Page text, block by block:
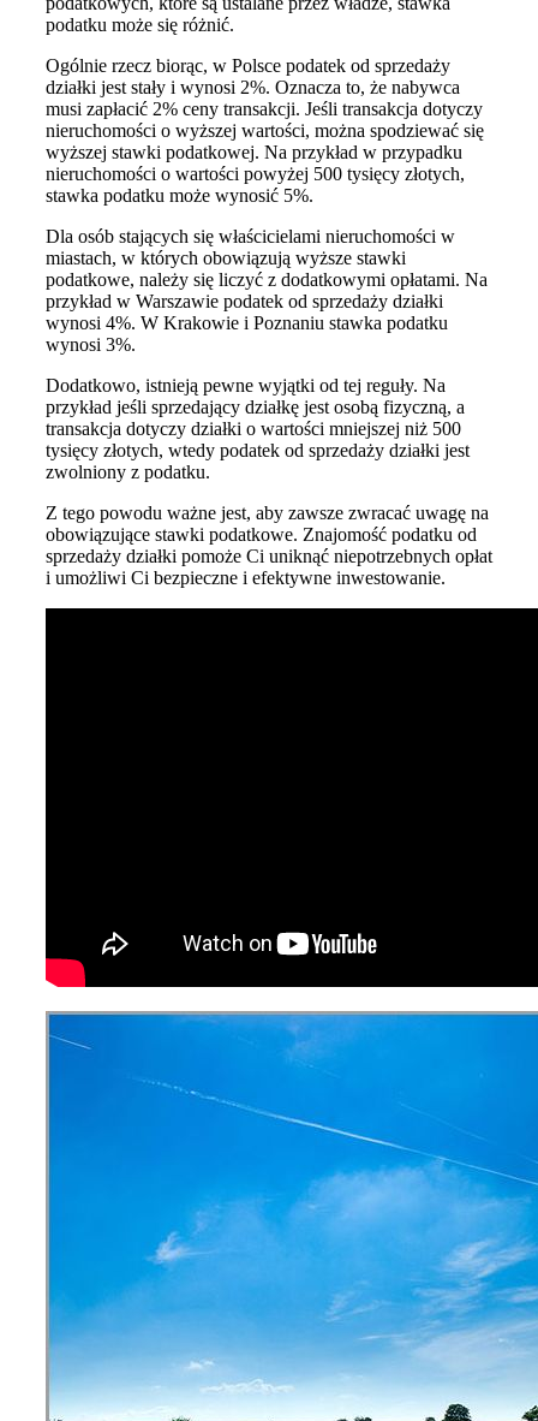
podatku może się różnić.
Ogólnie rzecz biorąc, w Polsce podatek od sprzedaży
działki jest stały i wynosi 2%. Oznacza to, że nabywca
musi zapłacić 2% ceny transakcji. Jeśli transakcja dotyczy
nieruchomości o wyższej wartości, można spodziewać się
wyższej stawki podatkowej. Na przykład w przypadku
nieruchomości o wartości powyżej 500 tysięcy złotych,
stawka podatku może wynosić 5%.
Dla osób stających się właścicielami nieruchomości w
miastach, w których obowiązują wyższe stawki
podatkowe, należy się liczyć z dodatkowymi opłatami. Na
przykład w Warszawie podatek od sprzedaży działki
wynosi 4%. W Krakowie i Poznaniu stawka podatku
wynosi 3%.
Dodatkowo, istnieją pewne wyjątki od tej reguły. Na
przykład jeśli sprzedający działkę jest osobą fizyczną, a
transakcja dotyczy działki o wartości mniejszej niż 500
tysięcy złotych, wtedy podatek od sprzedaży działki jest
zwolniony z podatku.
Z tego powodu ważne jest, aby zawsze zwracać uwagę na
obowiązujące stawki podatkowe. Znajomość podatku od
sprzedaży działki pomoże Ci uniknąć niepotrzebnych opłat
i umożliwi Ci bezpieczne i efektywne inwestowanie.